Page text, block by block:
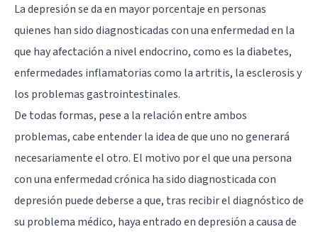
La depresión se da en mayor porcentaje en personas
quienes han sido diagnosticadas con una enfermedad en la
que hay afectación a nivel endocrino, como es la diabetes,
enfermedades inflamatorias como la artritis, la esclerosis y
los problemas gastrointestinales.
De todas formas, pese a la relación entre ambos
problemas, cabe entender la idea de que uno no generará
necesariamente el otro. El motivo por el que una persona
con una enfermedad crónica ha sido diagnosticada con
depresión puede deberse a que, tras recibir el diagnóstico de
su problema médico, haya entrado en depresión a causa de